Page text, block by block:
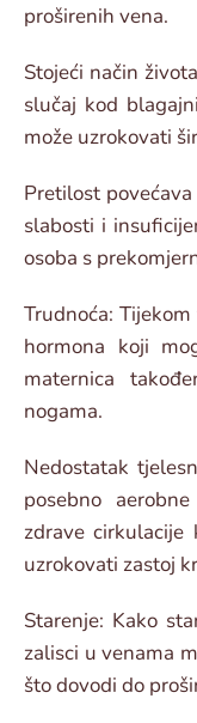
proširenih vena.
Stojeći način
slučaj kod
može uzrokovati
Pretilost
slabosti i
osoba s
Trudnoća:
hormona koji
maternica
nogama.
Nedostatak
posebno
zdrave cirkulacije
uzrokovati zastoj
Starenje: Kako
zalisci u venama
što dovodi do